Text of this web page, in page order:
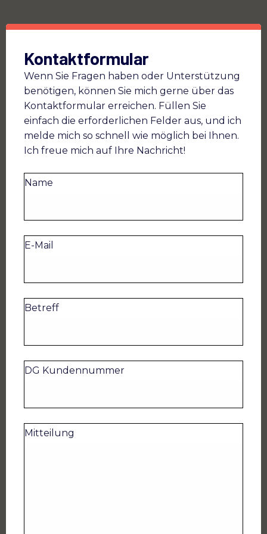
Kontaktformular
Wenn Sie Fragen haben oder Unterstützung
benötigen, können Sie mich gerne über das
Kontaktformular erreichen. Füllen Sie
einfach die erforderlichen Felder aus, und ich
melde mich so schnell wie möglich bei Ihnen.
Ich freue mich auf Ihre Nachricht!
Name
E-Mail
Betreff
DG Kundennummer
Mitteilung